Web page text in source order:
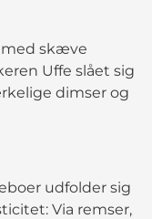
med skæve
Uffe slået sig
dimser og
udfolder sig
Via remser,